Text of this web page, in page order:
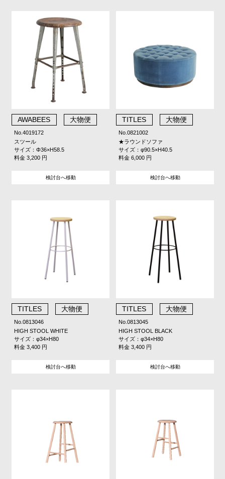
AWABEES 大物便
No.4019172
スツール
サイズ：Φ36×H58.5
料金 3,200 円
検討台へ移動
TITLES 大物便
No.0821002
★ラウンドソファ
サイズ：φ90.5×H40.5
料金 6,000 円
検討台へ移動
TITLES 大物便
No.0813046
HIGH STOOL WHITE
サイズ：φ34×H80
料金 3,400 円
検討台へ移動
TITLES 大物便
No.0813045
HIGH STOOL BLACK
サイズ：φ34×H80
料金 3,400 円
検討台へ移動